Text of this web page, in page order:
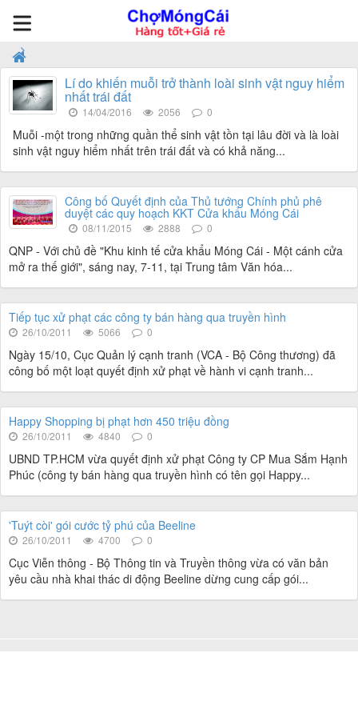
Lí do khiến muỗi trở thành loài sinh vật nguy hiểm
nhất trái đất
14/04/2016 2056 0
Muỗi -một trong những quần thể sinh vật tồn tại lâu đời và là loài
sinh vật nguy hiểm nhất trên trái đất và có khả năng...
Công bố Quyết định của Thủ tướng Chính phủ phê
duyệt các quy hoạch KKT Cửa khẩu Móng Cái
08/11/2015 2888 0
QNP - Với chủ đề "Khu kinh tế cửa khẩu Móng Cái - Một cánh cửa
mở ra thế giới", sáng nay, 7-11, tại Trung tâm Văn hóa...
Tiếp tục xử phạt các công ty bán hàng qua truyền hình
26/10/2011 5066 0
Ngày 15/10, Cục Quản lý cạnh tranh (VCA - Bộ Công thương) đã
công bố một loạt quyết định xử phạt về hành vi cạnh tranh...
Happy Shopping bị phạt hơn 450 triệu đồng
26/10/2011 4840 0
UBND TP.HCM vừa quyết định xử phạt Công ty CP Mua Sắm Hạnh
Phúc (công ty bán hàng qua truyền hình có tên gọi Happy...
'Tuýt còi' gói cước tỷ phú của Beeline
26/10/2011 4700 0
Cục Viễn thông - Bộ Thông tin và Truyền thông vừa có văn bản
yêu cầu nhà khai thác di động Beeline dừng cung cấp gói...